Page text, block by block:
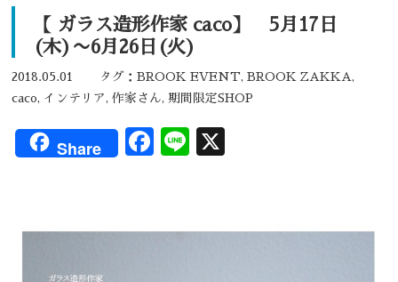
【 ガラス造形作家 caco】 5月17日
(木)〜6月26日(火)
2018.05.01 タグ：BROOK EVENT,BROOK ZAKKA ,
caco, インテリア ,作家さん,期間限定SHOP
Share Facebook
Line